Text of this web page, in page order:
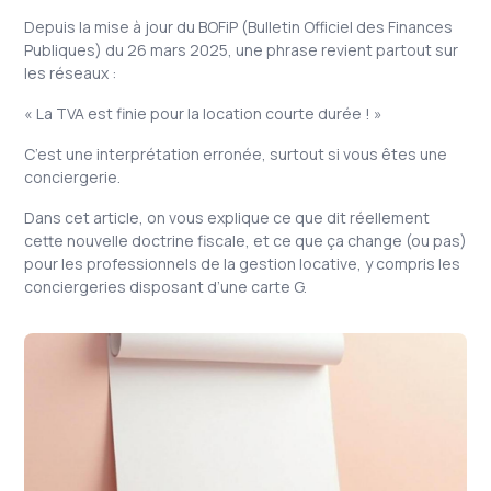
Depuis la mise à jour du BOFiP (Bulletin Officiel des Finances
Publiques) du 26 mars 2025, une phrase revient partout sur
les réseaux :
« La TVA est finie pour la location courte durée ! »
C’est une interprétation erronée, surtout si vous êtes une
conciergerie.
Dans cet article, on vous explique ce que dit réellement
cette nouvelle doctrine fiscale, et ce que ça change (ou pas)
pour les professionnels de la gestion locative, y compris les
conciergeries disposant d’une carte G.